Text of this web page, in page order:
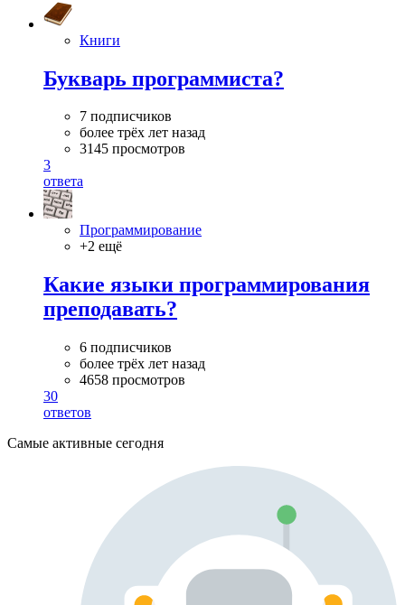
Книги
Букварь программиста?
7 подписчиков
более трёх лет назад
3145 просмотров
3
ответа
Программирование
+2 ещё
Какие языки программирования
преподавать?
6 подписчиков
более трёх лет назад
4658 просмотров
30
ответов
Самые активные сегодня